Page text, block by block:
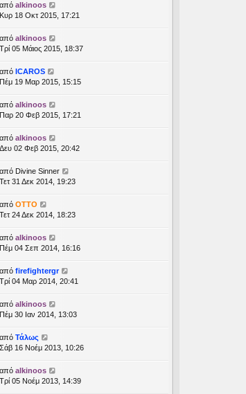
από alkinoos
Κυρ 18 Οκτ 2015, 17:21
από alkinoos
Τρί 05 Μάιος 2015, 18:37
από ICAROS
Πέμ 19 Μαρ 2015, 15:15
από alkinoos
Παρ 20 Φεβ 2015, 17:21
από alkinoos
Δευ 02 Φεβ 2015, 20:42
από Divine Sinner
Τετ 31 Δεκ 2014, 19:23
από OTTO
Τετ 24 Δεκ 2014, 18:23
από alkinoos
Πέμ 04 Σεπ 2014, 16:16
από firefightergr
Τρί 04 Μαρ 2014, 20:41
από alkinoos
Πέμ 30 Ιαν 2014, 13:03
από Τάλως
Σάβ 16 Νοέμ 2013, 10:26
από alkinoos
Τρί 05 Νοέμ 2013, 14:39